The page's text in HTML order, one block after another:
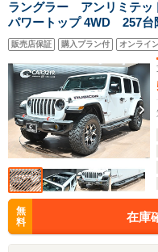
ラングラー アンリミテッ
パワートップ 4WD 257台
ロントバンパー/ハイライ
サイドステップ/MTタイヤ/
スピーカー/デジタルイン
アリングヒーター
販売店保証 購入プラン付 オンライ
無
料
在庫